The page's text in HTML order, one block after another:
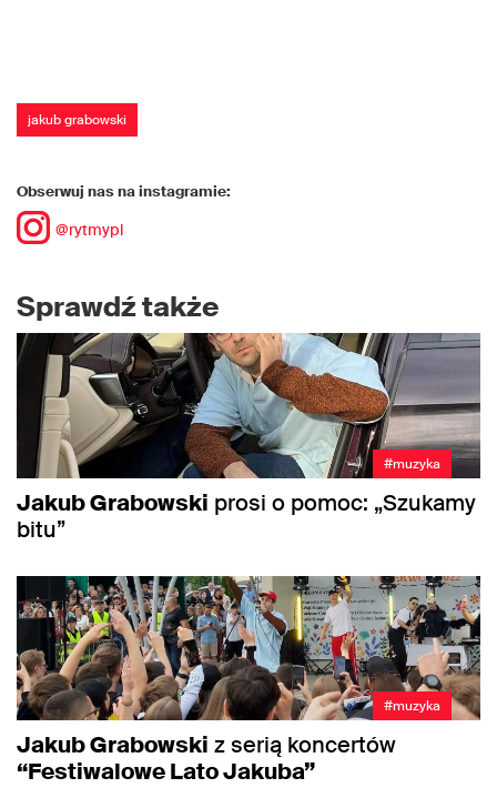
jakub grabowski
Obserwuj nas na instagramie:
@rytmypl
Sprawdź także
#muzyka
Jakub Grabowski prosi o pomoc: „Szukamy
bitu”
#muzyka
Jakub Grabowski z serią koncertów
“Festiwalowe Lato Jakuba”